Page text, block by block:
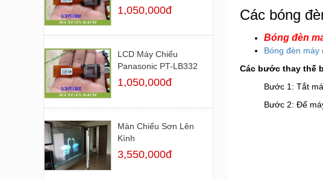
Các bóng
Bóng đèn
Bóng đèn máy
Các bước thay thế
Bước 1: Tắt
Bước 2: Để
1,050,000đ
LCD Máy Chiếu
Panasonic PT-LB332
1,050,000đ
Màn Chiếu Sơn Lên
Kính
3,550,000đ